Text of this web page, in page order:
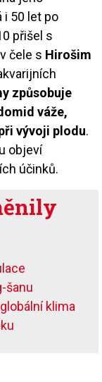
i 50 let po
přišel s
čele s Hirošim
způsobuje
váže,
vývoji plodu.
objeví
účinků.
šanu
klima